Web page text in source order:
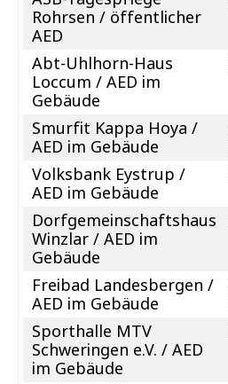
Rohrsen / öffentlicher
AED
Abt-Uhlhorn-Haus
Loccum / AED im
Gebäude
Smurfit Kappa Hoya /
AED im Gebäude
Volksbank Eystrup /
AED im Gebäude
Dorfgemeinschaftshaus
Winzlar / AED im
Gebäude
Freibad Landesbergen /
AED im Gebäude
Sporthalle MTV
Schweringen e.V. / AED
im Gebäude